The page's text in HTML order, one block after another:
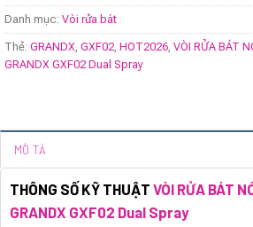
Danh mục: Vòi rửa bát
Thẻ: GRANDX, GXF02, HOT2026, VÒI RỬA BÁT
GRANDX GXF02 Dual Spray
MÔ TẢ
THÔNG SỐ KỸ THUẬT VÒI RỬA BÁT
GRANDX GXF02 Dual Spray